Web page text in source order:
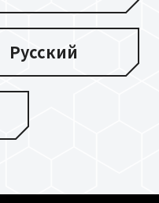
Русский